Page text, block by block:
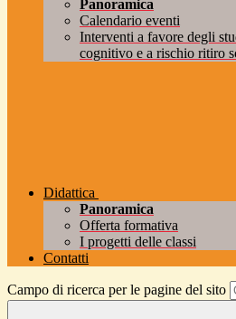
Panoramica
Calendario eventi
Interventi a favore degli
cognitivo e a rischio ritiro
Didattica
Panoramica
Offerta formativa
I progetti delle classi
Contatti
Campo di ricerca per le pagine del sito